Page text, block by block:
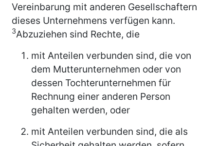
Vereinbarung mit anderen Gesellschaftern
dieses Unternehmens verfügen kann.
3Abzuziehen sind Rechte, die
mit Anteilen verbunden sind, die von
dem Mutterunternehmen oder von
dessen Tochterunternehmen für
Rechnung einer anderen Person
gehalten werden, oder
mit Anteilen verbunden sind, die als